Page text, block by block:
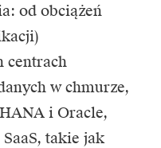
od obciążeń
centrach
w chmurze,
i Oracle,
takie jak